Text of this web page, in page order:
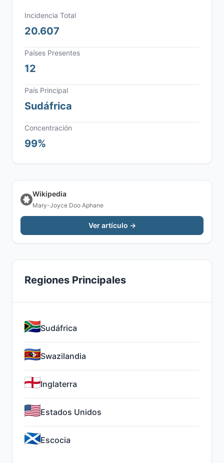
Incidencia Total
20.607
Países Presentes
12
País Principal
Sudáfrica
Concentración
99%
Wikipedia
Mary-Joyce Doo Aphane
Ver artículo →
Regiones Principales
Sudáfrica
Swazilandia
Inglaterra
Estados Unidos
Escocia